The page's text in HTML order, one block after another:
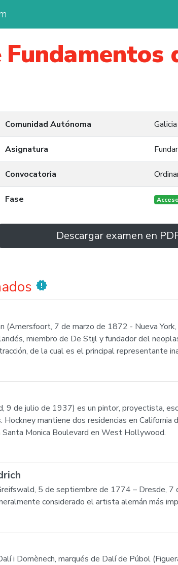
Fundamentos
Comunidad Autónoma Galicia
Asignatura
Convocatoria
Fase Acceso
Descargar examen en
new_releases
(Amersfoort, 7 de marzo de 1872 - Nueva
miembro de De Stijl y fundador del
de la cual es el principal representante
9 de julio de 1937) es un pintor, proyectista,
Hockney mantiene dos residencias en
Santa Monica Boulevard en West Hollywood.
5 de septiembre de 1774 – Dresde,
considerado el artista alemán más
i Domènech, marqués de Dalí de Púbol